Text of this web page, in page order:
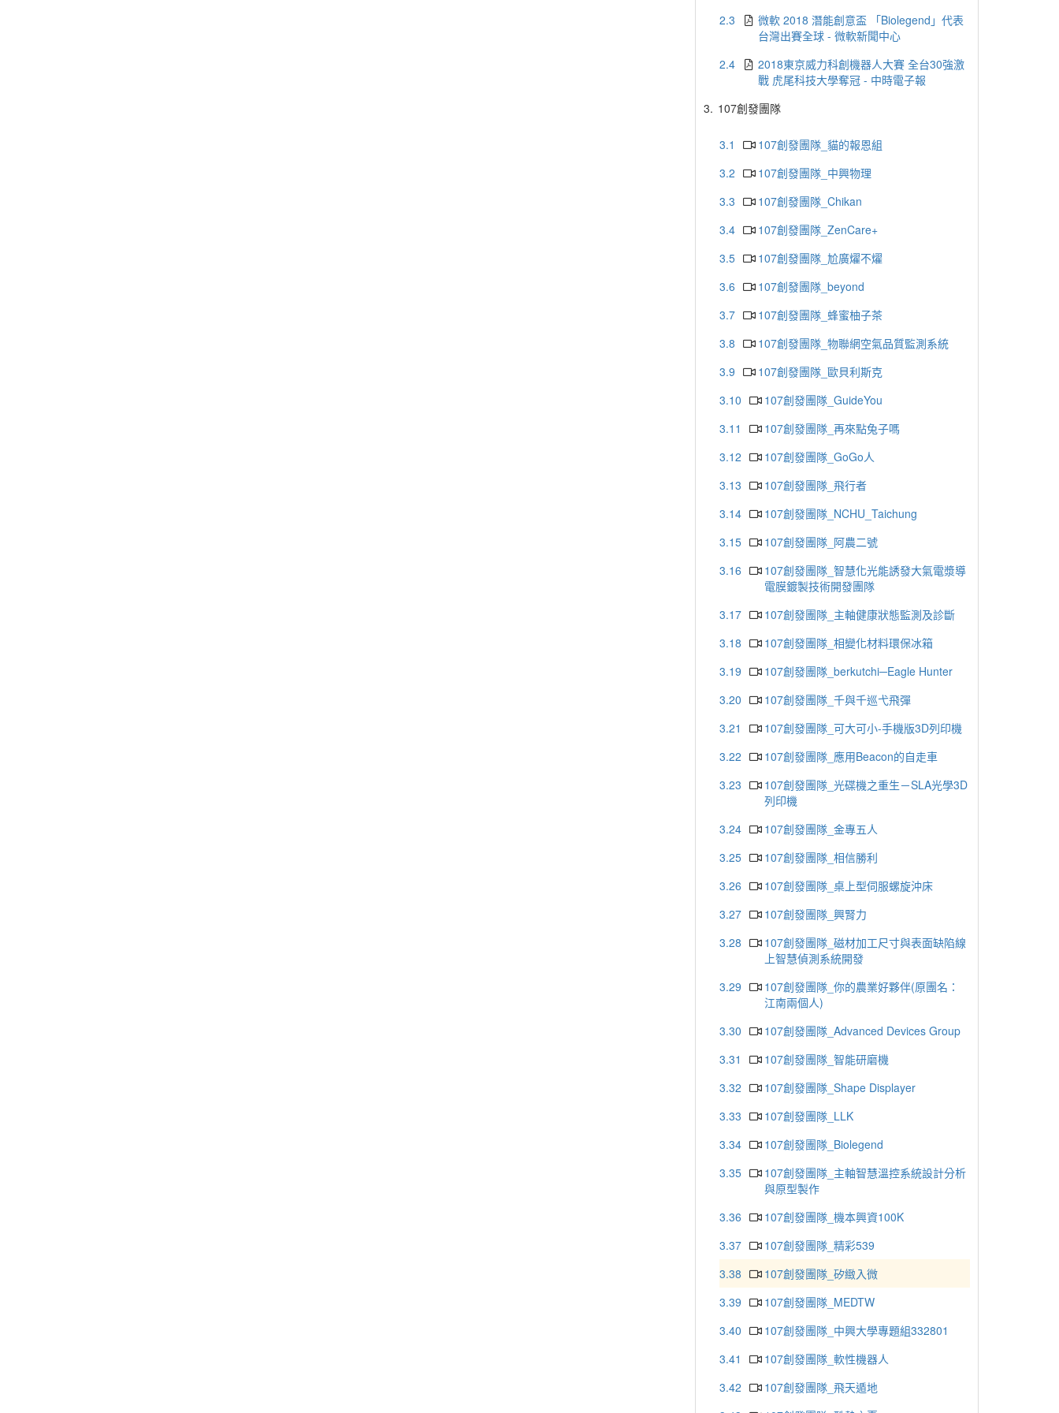
2.3
微軟 2018 潛能創意盃 「Biolegend」代表
台灣出賽全球 - 微軟新聞中心
2.4
2018東京威力科創機器人大賽 全台30強激
戰 虎尾科技大學奪冠 - 中時電子報
3. 107創發團隊
3.1
107創發團隊_貓的報恩組
3.2
107創發團隊_中興物理
3.3
107創發團隊_Chikan
3.4
107創發團隊_ZenCare+
3.5
107創發團隊_尬廣燿不燿
3.6
107創發團隊_beyond
3.7
107創發團隊_蜂蜜柚子茶
3.8
107創發團隊_物聯網空氣品質監測系統
3.9
107創發團隊_歐貝利斯克
3.10
107創發團隊_GuideYou
3.11
107創發團隊_再來點兔子嗎
3.12
107創發團隊_GoGo人
3.13
107創發團隊_飛行者
3.14
107創發團隊_NCHU_Taichung
3.15
107創發團隊_阿農二號
3.16
107創發團隊_智慧化光能誘發大氣電漿導
電膜鍍製技術開發團隊
3.17
107創發團隊_主軸健康狀態監測及診斷
3.18
107創發團隊_相變化材料環保冰箱
3.19
107創發團隊_berkutchi─Eagle Hunter
3.20
107創發團隊_千與千巡弋飛彈
3.21
107創發團隊_可大可小-手機版3D列印機
3.22
107創發團隊_應用Beacon的自走車
3.23
107創發團隊_光碟機之重生－SLA光學3D
列印機
3.24
107創發團隊_金專五人
3.25
107創發團隊_相信勝利
3.26
107創發團隊_桌上型伺服螺旋沖床
3.27
107創發團隊_興腎力
3.28
107創發團隊_磁材加工尺寸與表面缺陷線
上智慧偵測系統開發
3.29
107創發團隊_你的農業好夥伴(原團名：
江南兩個人)
3.30
107創發團隊_Advanced Devices Group
3.31
107創發團隊_智能研磨機
3.32
107創發團隊_Shape Displayer
3.33
107創發團隊_LLK
3.34
107創發團隊_Biolegend
3.35
107創發團隊_主軸智慧溫控系統設計分析
與原型製作
3.36
107創發團隊_機本興資100K
3.37
107創發團隊_精彩539
3.38
107創發團隊_矽緻入微
3.39
107創發團隊_MEDTW
3.40
107創發團隊_中興大學專題組332801
3.41
107創發團隊_軟性機器人
3.42
107創發團隊_飛天遁地